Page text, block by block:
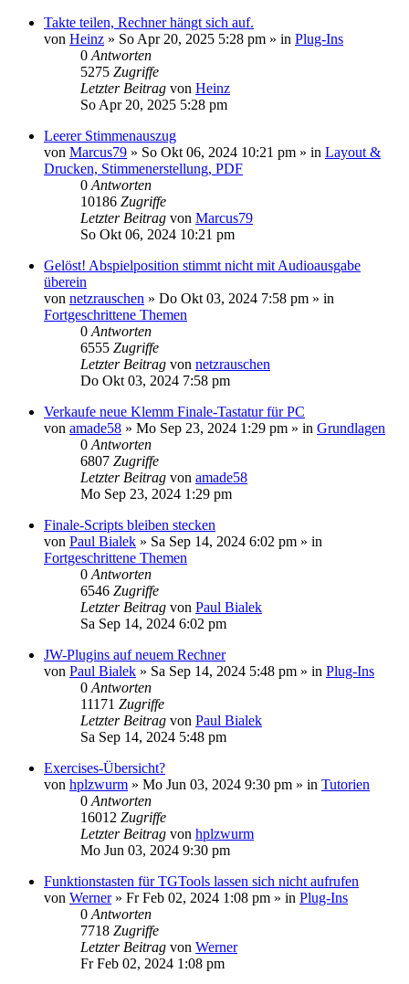
Takte teilen, Rechner hängt sich auf.
von Heinz » So Apr 20, 2025 5:28 pm » in Plug-Ins
0 Antworten
5275 Zugriffe
Letzter Beitrag von Heinz
So Apr 20, 2025 5:28 pm
Leerer Stimmenauszug
von Marcus79 » So Okt 06, 2024 10:21 pm » in Layout &
Drucken, Stimmenerstellung, PDF
0 Antworten
10186 Zugriffe
Letzter Beitrag von Marcus79
So Okt 06, 2024 10:21 pm
Gelöst! Abspielposition stimmt nicht mit Audioausgabe
überein
von netzrauschen » Do Okt 03, 2024 7:58 pm » in
Fortgeschrittene Themen
0 Antworten
6555 Zugriffe
Letzter Beitrag von netzrauschen
Do Okt 03, 2024 7:58 pm
Verkaufe neue Klemm Finale-Tastatur für PC
von amade58 » Mo Sep 23, 2024 1:29 pm » in Grundlagen
0 Antworten
6807 Zugriffe
Letzter Beitrag von amade58
Mo Sep 23, 2024 1:29 pm
Finale-Scripts bleiben stecken
von Paul Bialek » Sa Sep 14, 2024 6:02 pm » in
Fortgeschrittene Themen
0 Antworten
6546 Zugriffe
Letzter Beitrag von Paul Bialek
Sa Sep 14, 2024 6:02 pm
JW-Plugins auf neuem Rechner
von Paul Bialek » Sa Sep 14, 2024 5:48 pm » in Plug-Ins
0 Antworten
11171 Zugriffe
Letzter Beitrag von Paul Bialek
Sa Sep 14, 2024 5:48 pm
Exercises-Übersicht?
von hplzwurm » Mo Jun 03, 2024 9:30 pm » in Tutorien
0 Antworten
16012 Zugriffe
Letzter Beitrag von hplzwurm
Mo Jun 03, 2024 9:30 pm
Funktionstasten für TGTools lassen sich nicht aufrufen
von Werner» Fr Feb 02, 2024 1:08 pm » in Plug-Ins
0 Antworten
7718 Zugriffe
Letzter Beitrag von Werner
Fr Feb 02, 2024 1:08 pm